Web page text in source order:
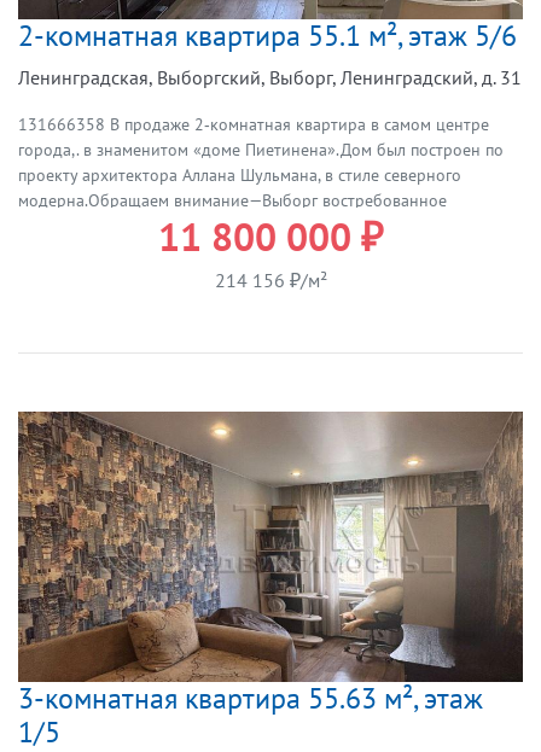
2-комнатная квартира 55.1 м², этаж 5/6
Ленинградская, Выборгский, Выборг, Ленинградский, д. 31
131666358 В продаже 2‑комнатная квартира в самом центре
города,. в знаменитом «доме Пиетинена».Дом был построен по
проекту архитектора Аллана Шульмана, в стиле северного
модерна.Обращаем внимание—Выборг востребованное
туристическое и жилое направление. Стоимость недвижимости,
стабильно растет.Перспективное вложение, как для проживания,
так и сдачи в аренду—туристы любят центр города, так все
кухня, раздельные комнаты, есть технический этаж.Отличный
без страха, нет чужих машин и случайных прохожих, порядок,
всегда есть место для парковки только для жильцов, чистые
подъезды, уют и тишина.О локации:Центр, шаговая доступность
инфраструктуры и транспорта, кафе, ресторанов и магазинов!
Старый Город и Замок в 10ти минутах ходьбы от дома!!Один
взрослый собственник, более пяти лет в собственности.Звоните!!
Организуем просмотр!!
11 800 000 ₽
214 156 ₽/м²
3-комнатная квартира 55.63 м², этаж
1/5